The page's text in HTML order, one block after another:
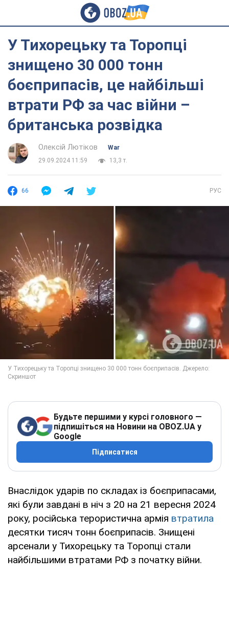
У Тихорецьку та Торопці
знищено 30 000 тонн
боєприпасів, це найбільші
втрати РФ за час війни –
британська розвідка
Олексій Лютіков
War
29.09.2024 11:59
13,3 т.
66 РУС
Будьте першими у курсі головного —
підпишіться на Новини на OBOZ.UA у
Google
Підписатися
Внаслідок ударів по складах із боєприпасами,
які були завдані в ніч з 20 на 21 вересня 2024
року, російська терористична армія втратила
десятки тисяч тонн боєприпасів. Знищені
арсенали у Тихорецьку та Торопці стали
найбільшими втратами РФ з початку війни.